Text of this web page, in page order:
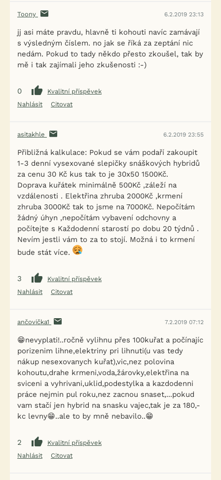
Toony 6.2.2019 23:13
jj asi máte pravdu, hlavně ti kohouti navíc zamávají
s výsledným číslem. no jak se říká za zeptání nic
nedám. Pokud to tady někdo přesto zkoušel, tak by
mě i tak zajímali jeho zkušenosti :-)
0
Kvalitní příspěvek
Nahlásit
Citovat
asitakhle 6.2.2019 23:55
Přibližná kalkulace: Pokud se vám podaří zakoupit
1-3 denní vysexované slepičky snáškových hybridů
za cenu 30 Kč kus tak to je 30x50 1500Kč.
Doprava kuřátek minimálně 500Kč ,záleží na
vzdálenosti . Elektřina zhruba 2000Kč ,krmení
zhruba 3000Kč tak to jsme na 7000Kč. Nepočítám
žádný úhyn ,nepočítám vybavení odchovny a
počítejte s Každodenní starostí po dobu 20 týdnů .
Nevím jestli vám to za to stojí. Možná i to krmení
bude stát více.
3
Kvalitní příspěvek
Nahlásit
Citovat
ančovička1 7.2.2019 07:12
😁nevyplati!..ročně vylihnu přes 100kuřat a počínajíc
porizenim lihne,elektriny pri lihnuti(u vas tedy
nákup nesexovanych kuřat),vic,nez polovina
kohoutu,drahe krmeni,voda,žárovky,elektřina na
sviceni a vyhrivani,uklid,podestylka a kazdodenni
práce nejmin pul roku,nez zacnou snaset,...pokud
vam stačí jen hybrid na snasku vajec,tak je za 180,-
kc levny😁..ale to by mně nebavilo..😁
2
Kvalitní příspěvek
Nahlásit
Citovat